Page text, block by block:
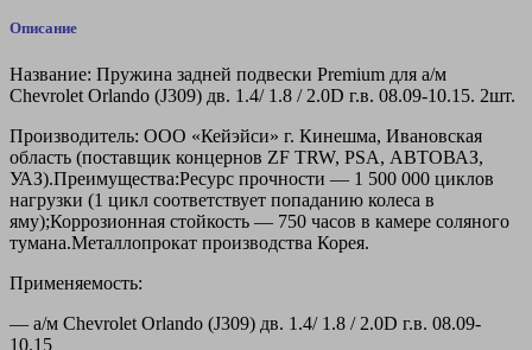
Описание
Название: Пружина задней подвески Premium для а/м
Chevrolet Orlando (J309) дв. 1.4/ 1.8 / 2.0D г.в. 08.09-10.15. 2шт.
Производитель: ООО «Кейэйси» г. Кинешма, Ивановская
область (поставщик концернов ZF TRW, PSA, АВТОВАЗ,
УАЗ).Преимущества:Ресурс прочности — 1 500 000 циклов
нагрузки (1 цикл соответствует попаданию колеса в
яму);Коррозионная стойкость — 750 часов в камере соляного
тумана.Металлопрокат производства Корея.
Применяемость:
— а/м Chevrolet Orlando (J309) дв. 1.4/ 1.8 / 2.0D г.в. 08.09-
10.15